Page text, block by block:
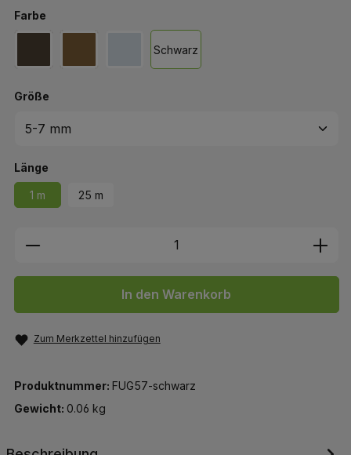
Farbeauswählen
Hellgrau
Schwarz
Größeauswählen
Längeauswählen
1 m 25 m
Produkt Anzahl: Gib den
In den Warenkorb
Zum Merkzettel hinzufügen
Produktnummer: FUG57-schwarz
Gewicht: 0.06 kg